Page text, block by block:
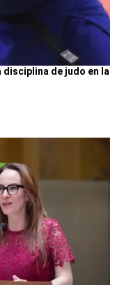
disciplina de judo en la